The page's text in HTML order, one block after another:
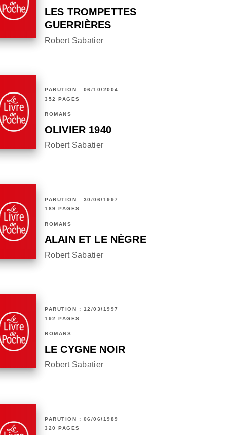
LES TROMPETTES
GUERRIÈRES
Robert Sabatier
PARUTION : 06/10/2004
352 PAGES
ROMANS
OLIVIER 1940
Robert Sabatier
PARUTION : 30/06/1997
189 PAGES
ROMANS
ALAIN ET LE NÈGRE
Robert Sabatier
PARUTION : 12/03/1997
192 PAGES
ROMANS
LE CYGNE NOIR
Robert Sabatier
PARUTION : 06/06/1989
320 PAGES